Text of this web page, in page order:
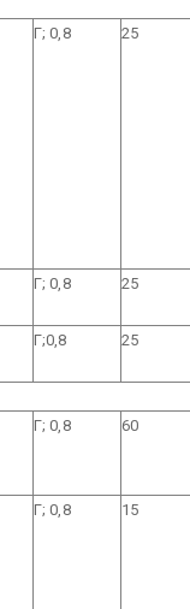
Г; 0,8 25
Г; 0,8 25
Г;0,8 25
Г; 0,8 60
Г; 0,8 15